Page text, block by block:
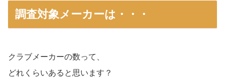
調査対象メーカーは・・・
クラブメーカーの数って、
どれくらいあると思います？